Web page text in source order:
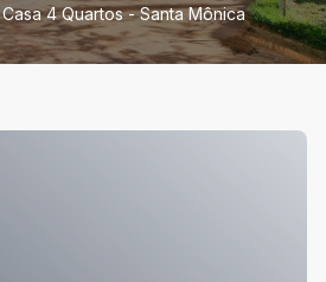
Casa 4 Quartos - Santa Mônica